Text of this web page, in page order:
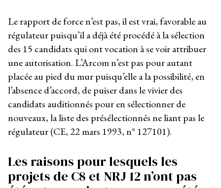
Le rapport de force n’est pas, il est vrai, favorable au
régulateur puisqu’il a déjà été procédé à la sélection
des 15 candidats qui ont vocation à se voir attribuer
une autorisation. L’Arcom n’est pas pour autant
placée au pied du mur puisqu’elle a la possibilité, en
l’absence d’accord, de puiser dans le vivier des
candidats auditionnés pour en sélectionner de
nouveaux, la liste des présélectionnés ne liant pas le
régulateur (CE, 22 mars 1993, n° 127101).
Les raisons pour lesquels les
projets de C8 et NRJ 12 n’ont pas